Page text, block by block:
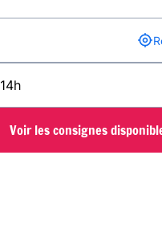
14h
Voir les consignes